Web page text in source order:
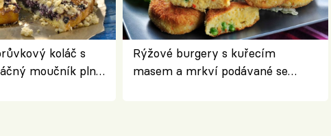
koláč s
moučník plný
Rýžové burgery s kuřecím
masem a mrkví podávané se